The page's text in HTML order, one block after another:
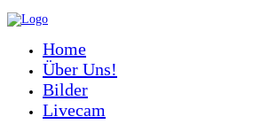
Home
Über Uns!
Bilder
Livecam